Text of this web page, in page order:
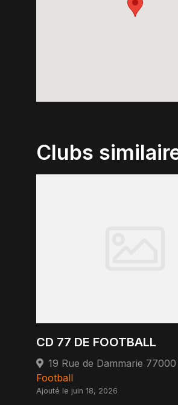
Clubs
CD 77 DE FOOTBALL
19 Rue de Dammarie
Football
Ajouté le juin 18, 2026